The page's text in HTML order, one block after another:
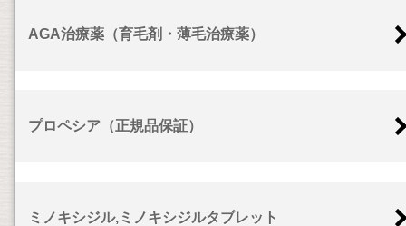
AGA治療薬（育毛剤・薄毛治療薬）
プロペシア（正規品保証）
ミノキシジル,ミノキシジルタブレット